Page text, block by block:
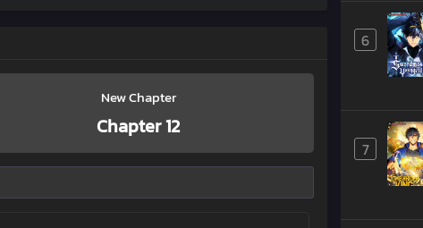
New Chapter
Chapter 12
6
7